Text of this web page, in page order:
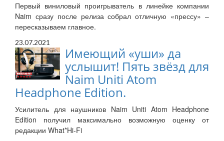
Первый виниловый проигрыватель в линейке компании
Naim сразу после релиза собрал отличную «прессу» –
пересказываем главное.
23.07.2021
Имеющий «уши» да
услышит! Пять звёзд для
Naim Uniti Atom
Headphone Edition.
Усилитель для наушников Naim Uniti Atom Headphone
Edition получил максимально возможную оценку от
редакции What*Hi-Fi